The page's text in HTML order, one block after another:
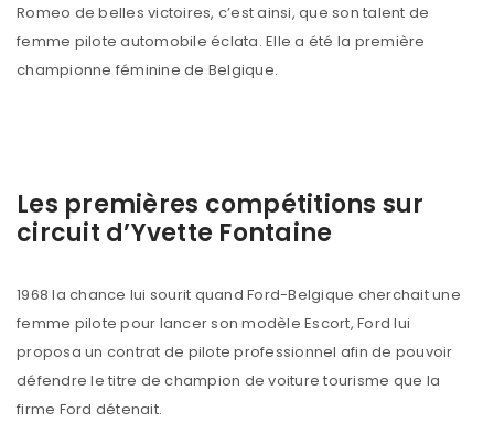
Romeo de belles victoires, c’est ainsi, que son talent de
femme pilote automobile éclata. Elle a été la première
championne féminine de Belgique.
Les premières compétitions sur
circuit d’Yvette Fontaine
1968 la chance lui sourit quand Ford-Belgique cherchait une
femme pilote pour lancer son modèle Escort, Ford lui
proposa un contrat de pilote professionnel afin de pouvoir
défendre le titre de champion de voiture tourisme que la
firme Ford détenait.